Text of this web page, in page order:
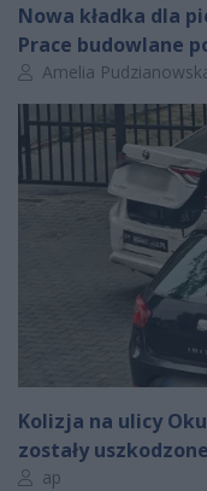
Nowa kładka dla
Prace budowlane
Autor artykułu:
Amelia
Kolizja na ulicy
zostały uszkodzone
Autor artykułu:
ap